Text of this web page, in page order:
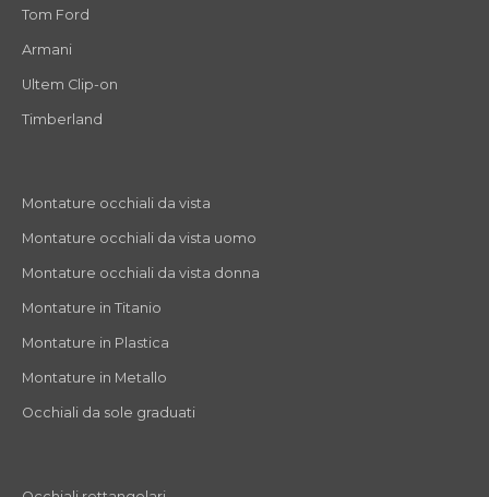
Tom Ford
Armani
Ultem Clip-on
Timberland
Montature occhiali da vista
Montature occhiali da vista uomo
Montature occhiali da vista donna
Montature in Titanio
Montature in Plastica
Montature in Metallo
Occhiali da sole graduati